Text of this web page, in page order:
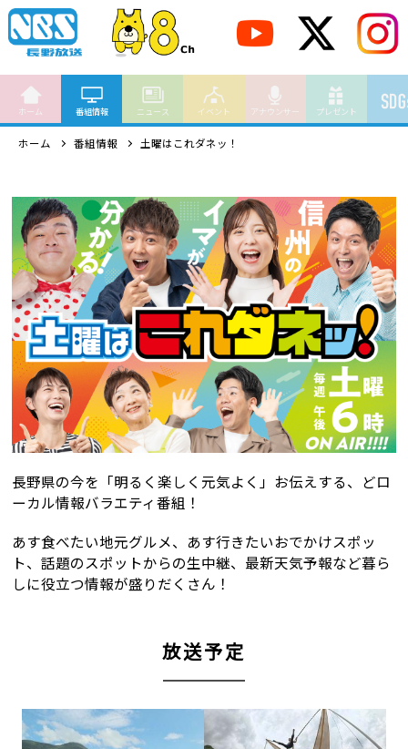
ホーム 番組情報 ニュース イベント アナウンサー プレゼント
ホーム 番組情報 土曜はこれダネッ！
長野県の今を「明るく楽しく元気よく」お伝えする、 どロ
ーカル情報バラエティ番組！
あす食べたい地元グルメ、あす行きたいおでかけスポッ
ト、話題のスポットからの生中継、 最新天気予報など暮ら
しに役立つ情報が盛りだくさん！
放送予定